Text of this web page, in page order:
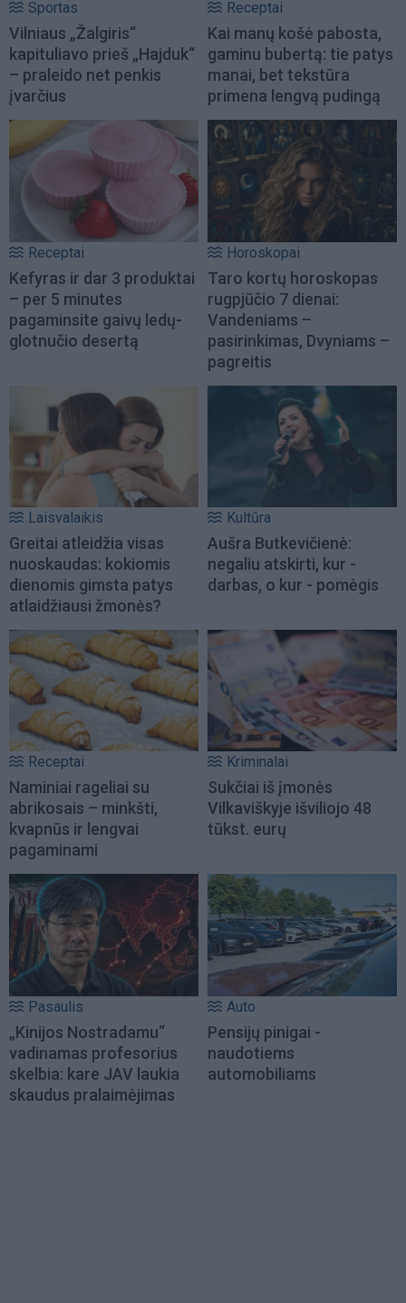
Sportas
Vilniaus „Žalgiris“
kapituliavo prieš „Hajduk“
– praleido net penkis
įvarčius
Receptai
Kai manų košė pabosta,
gaminu bubertą: tie patys
manai, bet tekstūra
primena lengvą pudingą
Receptai
Kefyras ir dar 3 produktai
– per 5 minutes
pagaminsite gaivų ledų-
glotnučio desertą
Horoskopai
Taro kortų horoskopas
rugpjūčio 7 dienai:
Vandeniams –
pasirinkimas, Dvyniams –
pagreitis
Laisvalaikis
Greitai atleidžia visas
nuoskaudas: kokiomis
dienomis gimsta patys
atlaidžiausi žmonės?
Kultūra
Aušra Butkevičienė:
negaliu atskirti, kur -
darbas, o kur - pomėgis
Receptai
Naminiai rageliai su
abrikosais – minkšti,
kvapnūs ir lengvai
pagaminami
Kriminalai
Sukčiai iš įmonės
Vilkaviškyje išviliojo 48
tūkst. eurų
Pasaulis
„Kinijos Nostradamu“
vadinamas profesorius
skelbia: kare JAV laukia
skaudus pralaimėjimas
Auto
Pensijų pinigai -
naudotiems
automobiliams